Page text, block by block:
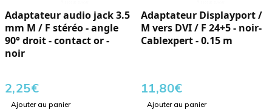
Adaptateur audio jack 3.5
mm M / F stéréo - angle
90° droit - contact or -
noir
2,25€
Ajouter au panier
Adaptateur Displayport /
M vers DVI / F 24+5 - noir-
Cablexpert - 0.15 m
11,80€
Ajouter au panier